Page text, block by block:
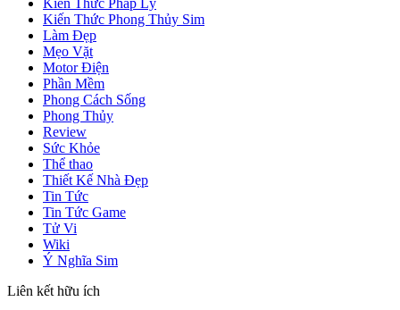
Kiến Thức Pháp Lý
Kiến Thức Phong Thủy Sim
Làm Đẹp
Mẹo Vặt
Motor Điện
Phần Mềm
Phong Cách Sống
Phong Thủy
Review
Sức Khỏe
Thể thao
Thiết Kế Nhà Đẹp
Tin Tức
Tin Tức Game
Tử Vi
Wiki
Ý Nghĩa Sim
Liên kết hữu ích